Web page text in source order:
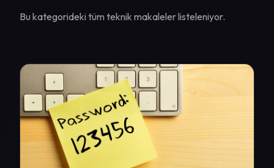
Bu kategorideki tüm teknik makaleler listeleniyor.